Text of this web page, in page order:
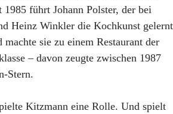
führt Johann Polster, der bei
Heinz Winkler die Kochkunst gelernt
machte sie zu einem Restaurant der
– davon zeugte zwischen 1987
Stern.
Kitzmann eine Rolle. Und spielt